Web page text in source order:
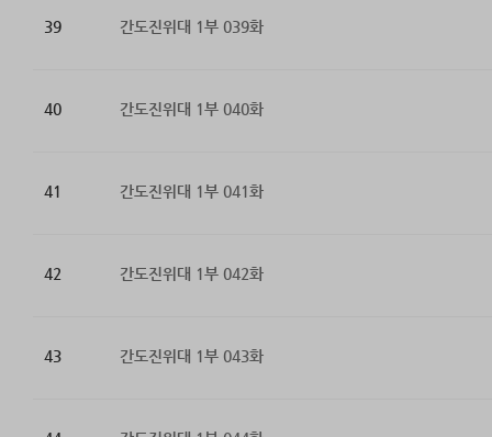
39 간도진위대 1부 039화
40 간도진위대 1부 040화
41 간도진위대 1부 041화
42 간도진위대 1부 042화
43 간도진위대 1부 043화